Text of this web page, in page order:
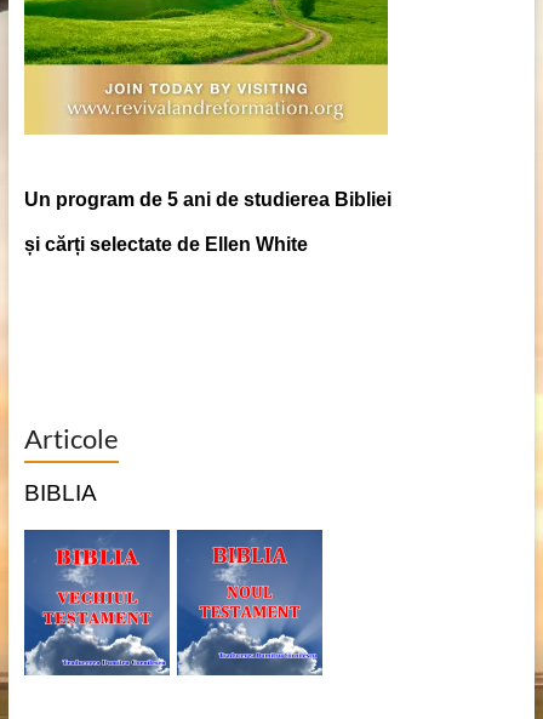
Un program de 5 ani de studierea Bibliei
și cărți selectate de Ellen White
Articole
BIBLIA